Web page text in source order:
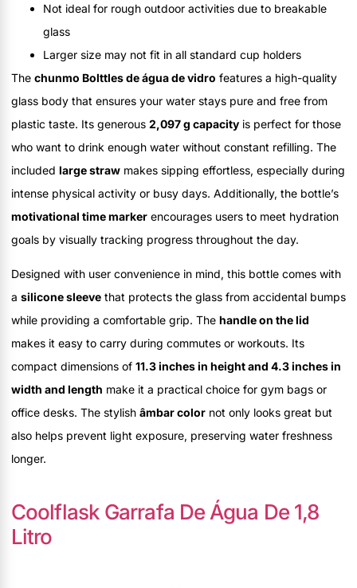
Not ideal for rough outdoor activities due to breakable
glass
Larger size may not fit in all standard cup holders
The chunmo Bolttles de água de vidro features a high-quality
glass body that ensures your water stays pure and free from
plastic taste. Its generous 2,097 g capacity is perfect for those
who want to drink enough water without constant refilling. The
included large straw makes sipping effortless, especially during
intense physical activity or busy days. Additionally, the bottle’s
motivational time marker encourages users to meet hydration
goals by visually tracking progress throughout the day.
Designed with user convenience in mind, this bottle comes with
a silicone sleeve that protects the glass from accidental bumps
while providing a comfortable grip. The handle on the lid
makes it easy to carry during commutes or workouts. Its
compact dimensions of 11.3 inches in height and 4.3 inches in
width and length make it a practical choice for gym bags or
office desks. The stylish âmbar color not only looks great but
also helps prevent light exposure, preserving water freshness
longer.
Coolflask Garrafa De Água De 1,8
Litro